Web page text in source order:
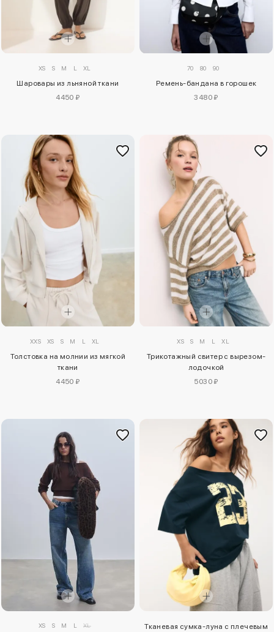
XS S M L XL
Шаровары из льняной ткани
4450 ₽
70 80 90
Ремень-бандана в горошек
3480 ₽
XXS XS S M L XL
Толстовка на молнии из мягкой
ткани
4450 ₽
XS S M L XL
Трикотажный свитер с вырезом-
лодочкой
5030 ₽
XS S M L XL
Тканевая сумка-луна с плечевым